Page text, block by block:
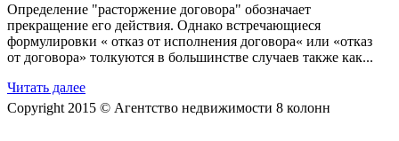
Определение "расторжение договора" обозначает
прекращение его действия. Однако встречающиеся
формулировки « отказ от исполнения договора« или «отказ
от договора» толкуются в большинстве случаев также как...
Читать далее
Copyright 2015 © Агентство недвижимости 8 колонн